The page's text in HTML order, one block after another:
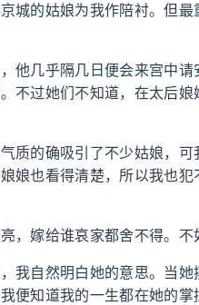
城的姑娘为我作陪衬。但
他几乎隔几日便会来宫中
不过她们不知道，在太后
质的确吸引了不少姑娘，
娘也看得清楚，所以我也
，嫁给谁哀家都舍不得。不
我自然明白她的意思。当
便知道我的一生都在她的掌